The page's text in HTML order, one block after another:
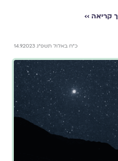
קריאה ››
כ״ח באלול תשפ״ג 14.9.2023